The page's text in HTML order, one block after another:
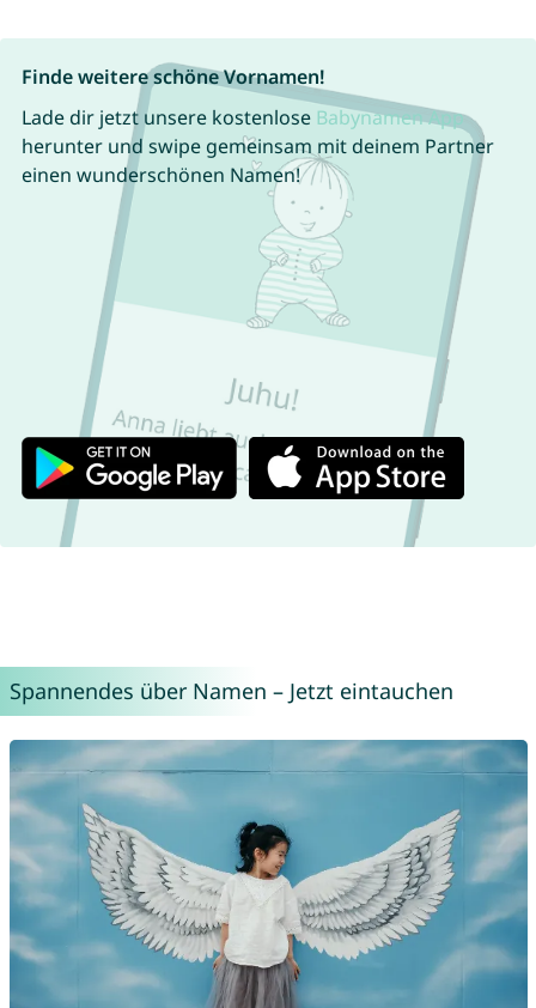
Finde weitere schöne Vornamen!
Lade dir jetzt unsere kostenlose Babynamen App
herunter und swipe gemeinsam mit deinem Partner
einen wunderschönen Namen!
Spannendes über Namen – Jetzt eintauchen